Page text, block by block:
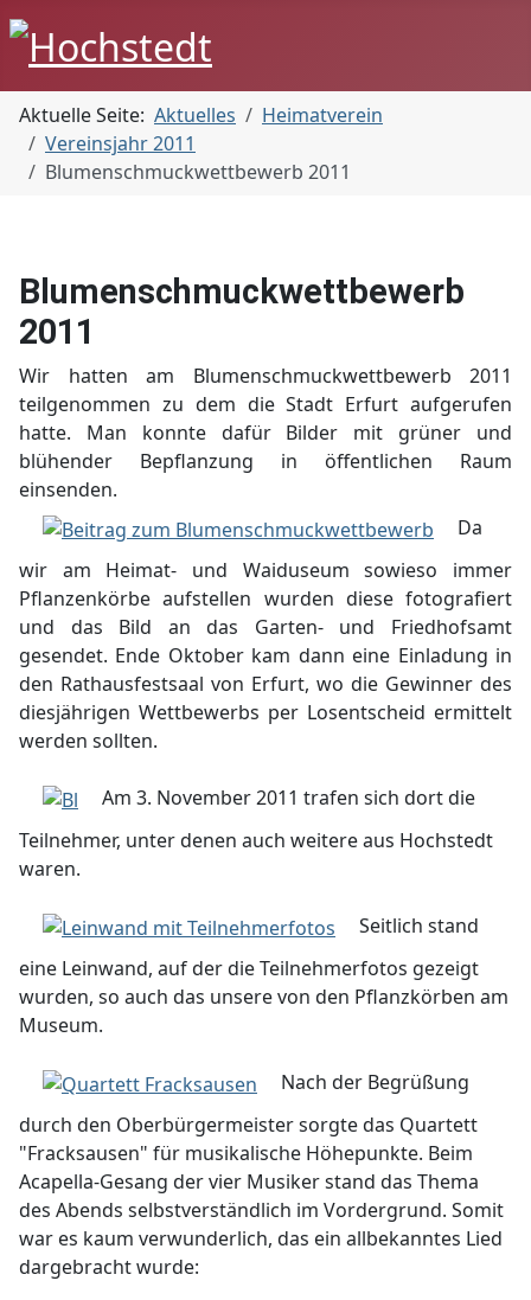
Aktuelle Seite: Aktuelles
Heimatverein
Vereinsjahr 2011
Blumenschmuckwettbewerb 2011
Blumenschmuckwettbewerb
2011
Wir hatten am Blumenschmuckwettbewerb 2011
teilgenommen zu dem die Stadt Erfurt aufgerufen
hatte. Man konnte dafür Bilder mit grüner und
blühender Bepflanzung in öffentlichen Raum
einsenden.
Da
wir am Heimat- und Waiduseum sowieso immer
Pflanzenkörbe aufstellen wurden diese fotografiert
und das Bild an das Garten- und Friedhofsamt
gesendet. Ende Oktober kam dann eine Einladung in
den Rathausfestsaal von Erfurt, wo die Gewinner des
diesjährigen Wettbewerbs per Losentscheid ermittelt
werden sollten.
Am 3. November 2011 trafen sich dort die
Teilnehmer, unter denen auch weitere aus Hochstedt
waren.
Seitlich stand
eine Leinwand, auf der die Teilnehmerfotos gezeigt
wurden, so auch das unsere von den Pflanzkörben am
Museum.
Nach der Begrüßung
durch den Oberbürgermeister sorgte das Quartett
"Fracksausen" für musikalische Höhepunkte. Beim
Acapella-Gesang der vier Musiker stand das Thema
des Abends selbstverständlich im Vordergrund. Somit
war es kaum verwunderlich, das ein allbekanntes Lied
dargebracht wurde: